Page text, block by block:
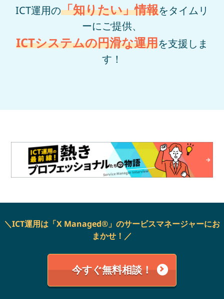
ICT運用の「知りたい」情報をタイムリ
ーにご提供、
ICTシステムの円滑な運用を支援しま
す！
＼ICT運用は「X Managed®」のサービスマネージャーにお
まかせ！／
今すぐ無料相談！